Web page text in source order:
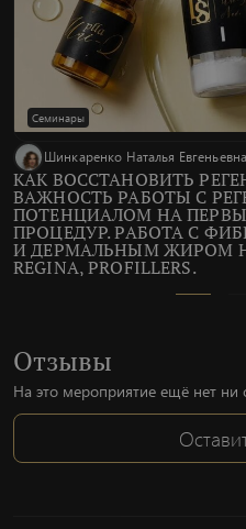
Семинары
Шинкаренко Наталья Евгеньевна
КАК ВОССТАНОВИТЬ
ВАЖНОСТЬ РАБОТЫ С
ПОТЕНЦИАЛОМ НА
ПРОЦЕДУР. РАБОТА С
И ДЕРМАЛЬНЫМ ЖИРОМ
REGINA, PROFILLERS.
Отзывы
На это мероприятие ещё нет ни